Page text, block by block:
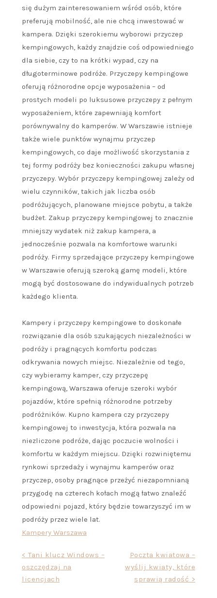
się dużym zainteresowaniem wśród osób, które
preferują mobilność, ale nie chcą inwestować w
kampera. Dzięki szerokiemu wyborowi przyczep
kempingowych, każdy znajdzie coś odpowiedniego
dla siebie, czy to na krótki wypad, czy na
długoterminowe podróże. Przyczepy kempingowe
oferują różnorodne opcje wyposażenia – od
prostych modeli po luksusowe przyczepy z pełnym
wyposażeniem, które zapewniają komfort
porównywalny do kamperów. W Warszawie istnieje
także wiele punktów wynajmu przyczep
kempingowych, co daje możliwość skorzystania z
tej formy podróży bez konieczności zakupu własnej
przyczepy. Wybór przyczepy kempingowej zależy od
wielu czynników, takich jak liczba osób
podróżujących, planowane miejsce pobytu, a także
budżet. Zakup przyczepy kempingowej to znacznie
mniejszy wydatek niż zakup kampera, a
jednocześnie pozwala na komfortowe warunki
podróży. Firmy sprzedające przyczepy kempingowe
w Warszawie oferują szeroką gamę modeli, które
mogą być dostosowane do indywidualnych potrzeb
każdego klienta.
Kampery i przyczepy kempingowe to doskonałe
rozwiązanie dla osób szukających niezależności w
podróży i pragnących komfortu podczas
odkrywania nowych miejsc. Niezależnie od tego,
czy wybieramy kamper, czy przyczepę
kempingową, Warszawa oferuje szeroki wybór
pojazdów, które spełnią różnorodne potrzeby
podróżników. Kupno kampera czy przyczepy
kempingowej to inwestycja, która pozwala na
niezliczone podróże, dając poczucie wolności i
komfortu w każdym miejscu. Dzięki rozwiniętemu
rynkowi sprzedaży i wynajmu kamperów oraz
przyczep, osoby pragnące przeżyć niezapomnianą
przygodę na czterech kołach mogą łatwo znaleźć
odpowiedni pojazd, który będzie towarzyszyć im w
podróży przez wiele lat.
Kampery Warszawa
Nawigacja
wpisu
< Tani klucz Windows –
oszczędzaj na
licencjach
Poczta kwiatowa –
wyślij kwiaty, które
sprawią radość >